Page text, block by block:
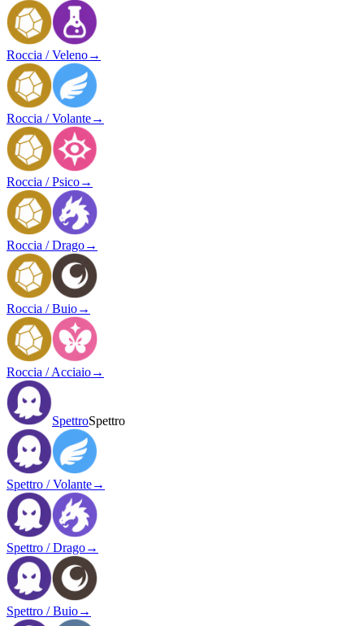
Roccia / Veleno→
Roccia / Volante→
Roccia / Psico→
Roccia / Drago→
Roccia / Buio→
Roccia / Acciaio→
SpettroSpettro
Spettro / Volante→
Spettro / Drago→
Spettro / Buio→